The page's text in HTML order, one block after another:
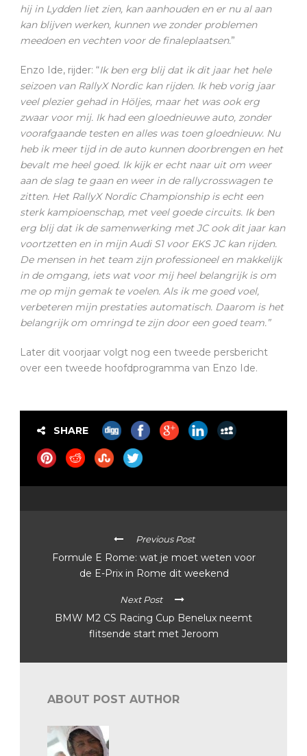
hij in Lydden liet zien, kan aanhouden en er nu al aan
kan blijven werken, kunnen we zonder problemen
meedoen en vechten voor de finaleplaatsen.”
Enzo Ide, rijder: “Ik ben erg blij dat ik dit jaar het hele
seizoen van RallyX Nordic kan rijden. Ik heb vorig jaar
veel plezier gehad in Höljes, maar het was ook erg
zwaar voor mij. Ik had een gloednieuwe auto, zonder
voorafgaande testen en alles was toen gloednieuw. Nu
heb ik meer tijd in de auto kunnen doorbrengen en het
bevalt me ​​heel goed. Ik kijk er echt naar uit om weer
aan de slag te gaan en weer in de rallycrosswagen te
zitten. Het RallyX Nordic Championship is echt een
sterk kampioenschap, met veel goede circuits. Ik ben
erg blij dat ik de samenwerking met JC ook dit jaar kan
voortzetten en in mijn Audi S1 ​​voor EKS JC kan rijden.
De mensen in het team zijn professioneel en makkelijk
in de omgang, iets wat voor mij heel belangrijk is om
me op mijn gemak te voelen. Als ik me goed voel,
verbeteren mijn prestaties automatisch. Daarom is het
belangrijk om omringd te zijn door een goed team.”
Later dit voorjaar volgt nog een tweede persbericht
over een tweede hoofdprogramma van Enzo Ide.
SHARE
Previous Post
Formule E Rome: wat je moet weten voor
de E-Prix in Rome dit weekend
Next Post
BMW M2 CS Racing Cup Benelux neemt
flitsende start met Jeroom
ABOUT POST AUTHOR